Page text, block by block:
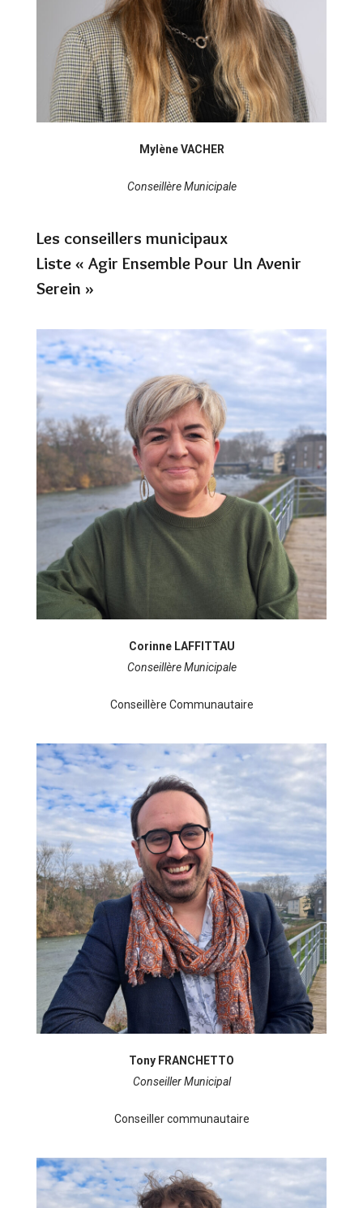
Mylène VACHER
Conseillère Municipale
Les conseillers municipaux
Liste « Agir Ensemble Pour Un Avenir
Serein »
Corinne LAFFITTAU
Conseillère Municipale
Conseillère Communautaire
Tony FRANCHETTO
Conseiller Municipal
Conseiller communautaire